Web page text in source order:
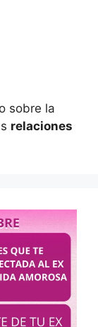
sobre la
relaciones